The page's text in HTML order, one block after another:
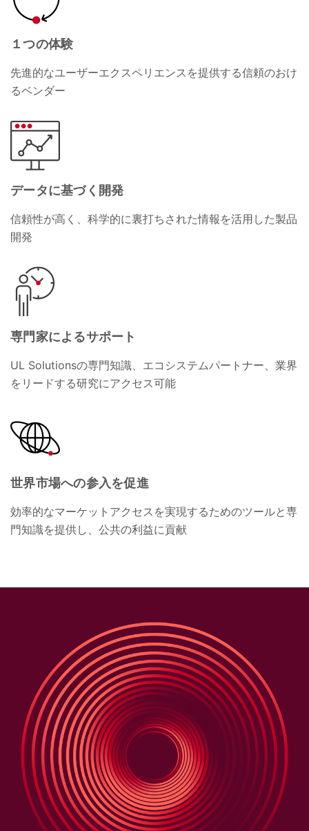
１つの体験
先進的なユーザーエクスペリエンスを提供する信頼のおけ
るベンダー
データに基づく開発
信頼性が高く、科学的に裏打ちされた情報を活用した製品
開発
専門家によるサポート
UL Solutionsの専門知識、エコシステムパートナー、業界
をリードする研究にアクセス可能
世界市場への参入を促進
効率的なマーケットアクセスを実現するためのツールと専
門知識を提供し、公共の利益に貢献